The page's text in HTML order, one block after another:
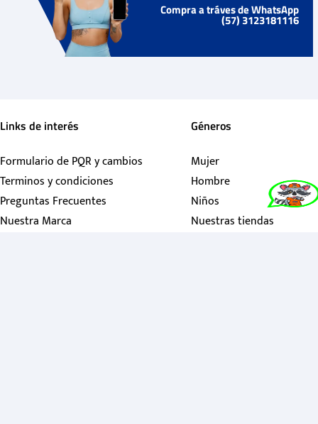
Compra a tráves de WhatsApp
(57) 3123181116
Links de interés
Formulario de PQR y cambios
Terminos y condiciones
Preguntas Frecuentes
Nuestra Marca
Géneros
Mujer
Hombre
Niños
Nuestras tiendas